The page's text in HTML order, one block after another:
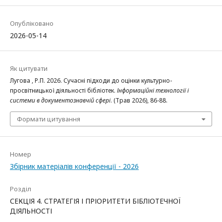
Опубліковано
2026-05-14
Як цитувати
Лугова , Р.П. 2026. Сучасні підходи до оцінки культурно-
просвітницької діяльності бібліотек. Інформаційні технології і
системи в документознавчій сфері. (Трав 2026), 86-88.
Формати цитування
Номер
Збірник матеріалів конференції - 2026
Розділ
СЕКЦІЯ 4. СТРАТЕГІЯ І ПРІОРИТЕТИ БІБЛІОТЕЧНОЇ
ДІЯЛЬНОСТІ